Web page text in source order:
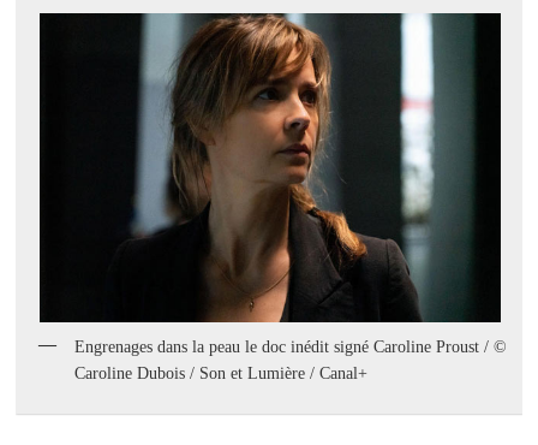
Engrenages dans la peau le doc inédit signé Caroline Proust / ©
Caroline Dubois / Son et Lumière / Canal+